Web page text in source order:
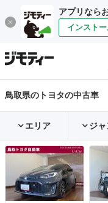
アプリなら
インスト
鳥取県のトヨタの中古車
エリア ジ